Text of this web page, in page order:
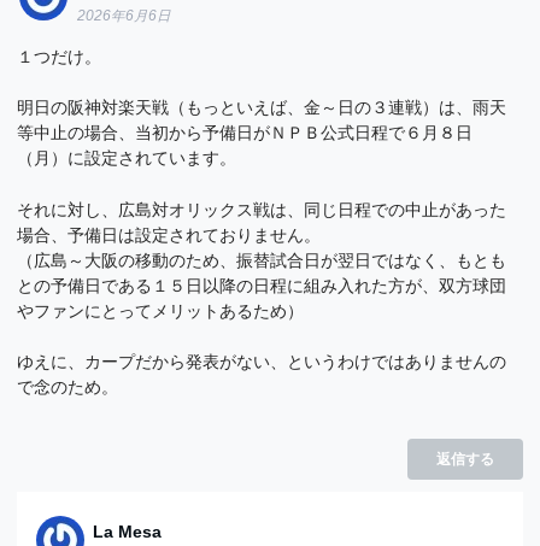
2026年6月6日
１つだけ。
明日の阪神対楽天戦（もっといえば、金～日の３連戦）は、雨天
等中止の場合、当初から予備日がＮＰＢ公式日程で６月８日
（月）に設定されています。
それに対し、広島対オリックス戦は、同じ日程での中止があった
場合、予備日は設定されておりません。
（広島～大阪の移動のため、振替試合日が翌日ではなく、もとも
との予備日である１５日以降の日程に組み入れた方が、双方球団
やファンにとってメリットあるため）
ゆえに、カープだから発表がない、というわけではありませんの
で念のため。
返信する
La Mesa